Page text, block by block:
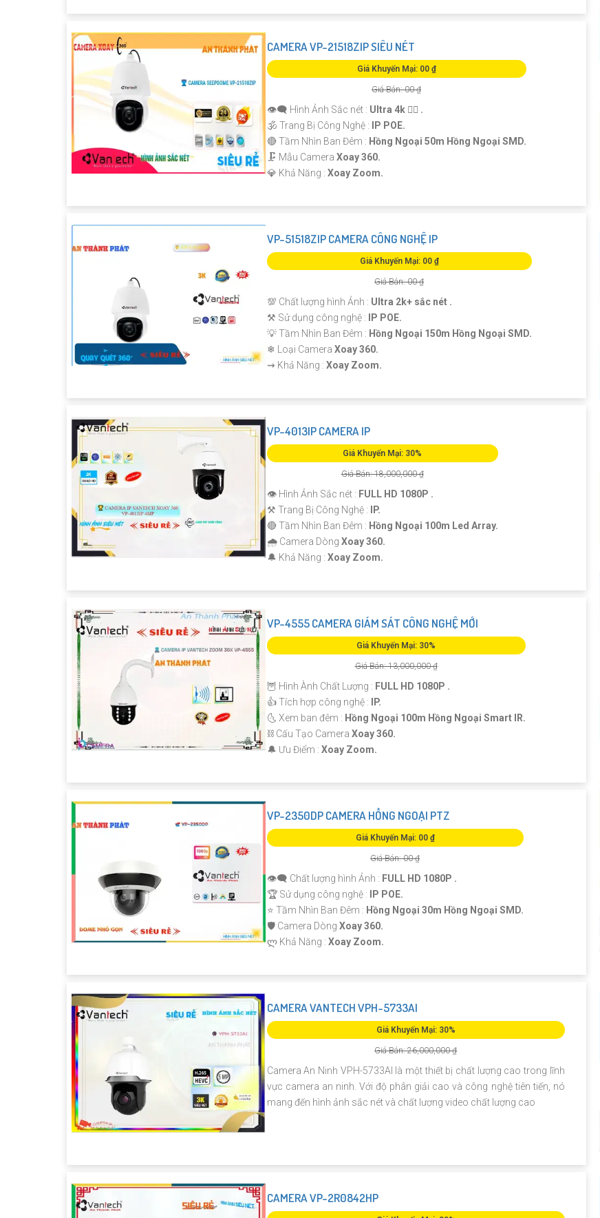
CAMERA VP-21518ZIP SIÊU NÉT
Giá Khuyến Mại: 00 ₫
Giá Bán: 00 ₫
👁️‍🗨 Hình Ảnh Sắc nét : Ultra 4k 👍🏾 .
🕉️ Trang Bị Công Nghệ :
IP POE.
🔴 Tầm Nhìn Ban Đêm : Hồng Ngoại 50m Hồng Ngoại SMD.
🗜️ Mẫu Camera Xoay 360.
️💎 Khả Năng : Xoay Zoom.
VP-51518ZIP CAMERA CÔNG NGHỆ IP
Giá Khuyến Mại: 00 ₫
Giá Bán: 00 ₫
💯 Chất lượng hình Ảnh : Ultra 2k+ sắc nét .
⚒ Sử dụng công nghệ :
IP POE.
💡 Tầm Nhìn Ban Đêm : Hồng Ngoại 150m Hồng Ngoại SMD.
❄ Loại Camera Xoay 360.
️⇝ Khả Năng : Xoay Zoom.
VP-4013IP CAMERA IP
Giá Khuyến Mại: 30%
Giá Bán: 18,000,000 ₫
👁 Hình Ảnh Sắc nét : FULL HD 1080P .
⚒ Trang Bị Công Nghệ :
IP.
🔴 Tầm Nhìn Ban Đêm : Hồng Ngoại 100m Led Array.
🌧️ Camera Dòng Xoay 360.
️🔔 Khả Năng : Xoay Zoom.
VP-4555 CAMERA GIÁM SÁT CÔNG NGHỆ MỚI
Giá Khuyến Mại: 30%
Giá Bán: 13,000,000 ₫
🦉 Hình Ành Chất Lượng : FULL HD 1080P .
👍 Tích hợp công nghệ :
IP.
🌜 Xem ban đêm : Hồng Ngoại 100m Hồng Ngoại Smart IR.
⛓ Cấu Tạo Camera Xoay 360.
️🔔 Ưu Điểm : Xoay Zoom.
VP-2350DP CAMERA HỒNG NGOẠI PTZ
Giá Khuyến Mại: 00 ₫
Giá Bán: 00 ₫
👁️‍🗨 Chất lượng hình Ảnh : FULL HD 1080P .
🏆 Sử dụng công nghệ :
IP POE.
⭐ Tầm Nhìn Ban Đêm : Hồng Ngoại 30m Hồng Ngoại SMD.
🛡 Camera Dòng Xoay 360.
️ლ Khả Năng : Xoay Zoom.
CAMERA VANTECH VPH-5733AI
Giá Khuyến Mại: 30%
Giá Bán: 26,000,000 ₫
Camera An Ninh VPH-5733AI là một thiết bị chất lượng cao trong lĩnh
vực camera an ninh. Với độ phân giải cao và công nghệ tiên tiến, nó
mang đến hình ảnh sắc nét và chất lượng video chất lượng cao
CAMERA VP-2R0842HP